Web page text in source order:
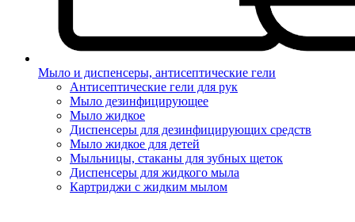
Мыло и диспенсеры, антисептические гели
Антисептические гели для рук
Мыло дезинфицирующее
Мыло жидкое
Диспенсеры для дезинфицирующих средств
Мыло жидкое для детей
Мыльницы, стаканы для зубных щеток
Диспенсеры для жидкого мыла
Картриджи с жидким мылом